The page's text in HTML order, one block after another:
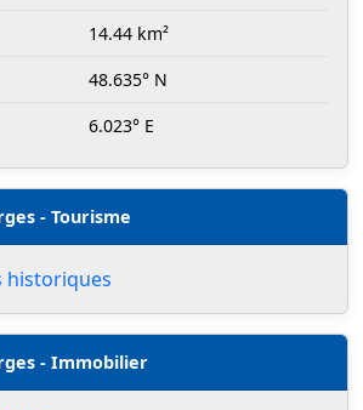
14.44 km²
48.635° N
6.023° E
- Tourisme
historiques
- Immobilier